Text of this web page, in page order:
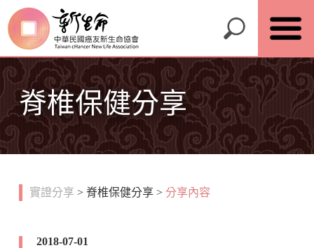
脊椎保健分享
實證分享 > 脊椎保健分享 > 分享內容
2018-07-01